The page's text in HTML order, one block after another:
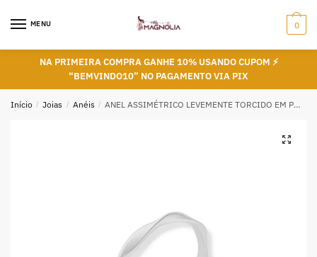
MENU 0
NA PRIMEIRA COMPRA GANHE 10% USANDO CUPOM ⚡
“BEMVINDO10” NO PAGAMENTO VIA PIX
Início / Joias / Anéis / ANEL ASSIMÉTRICO LEVEMENTE TORCIDO EM PRATA 925
🔍